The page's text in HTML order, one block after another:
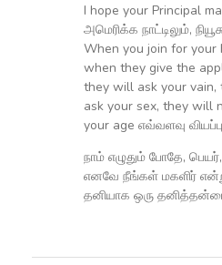
I hope your Principal
அமெரிக்க நாட்டிலும்,
When you join for your
when they give the
they will ask your
ask your sex, they will
your age எவ்வளவு
நாம் எழுதும் போதே,
எனவே நீங்கள் மகளிர்
தனியாக ஒரு